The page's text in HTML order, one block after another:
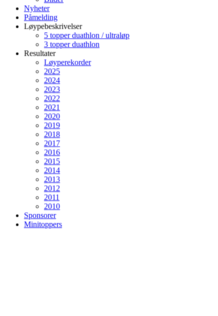
Nyheter
Påmelding
Løypebeskrivelser
5 topper duathlon / ultraløp
3 topper duathlon
Resultater
Løyperekorder
2025
2024
2023
2022
2021
2020
2019
2018
2017
2016
2015
2014
2013
2012
2011
2010
Sponsorer
Minitoppers